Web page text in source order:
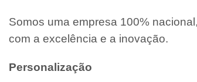
Somos uma empresa 100%
com a excelência e a inovação.
Personalização